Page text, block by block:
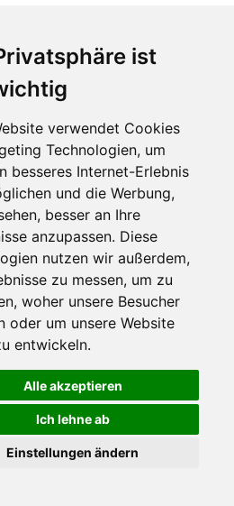
ist
verwendet Cookies
Technologien, um
besseres Internet-Erlebnis
und die Werbung,
besser an Ihre
anzupassen. Diese
nutzen wir außerdem,
zu messen, um zu
woher unsere Besucher
oder um unsere Website
entwickeln.
Alle akzeptieren
Ich lehne ab
Einstellungen ändern
that help us give you the best experience of
you are agreeing to it.
Media
Facebook
Twitter
YouTube
Google+
© Copyright 2026